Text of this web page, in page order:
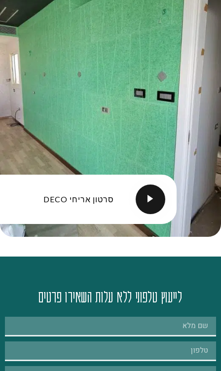
סרטון אריחי DECO
לייעוץ טלפוני ללא עלות השאירו פרטים